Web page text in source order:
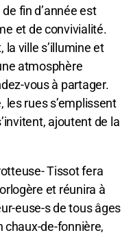
fin d’année est
et de convivialité.
la ville s’illumine et
atmosphère
vous à partager.
les rues s’emplissent
ajoutent de la
Tissot fera
et réunira à
euse-s de tous âges
chaux-de-fonnière,